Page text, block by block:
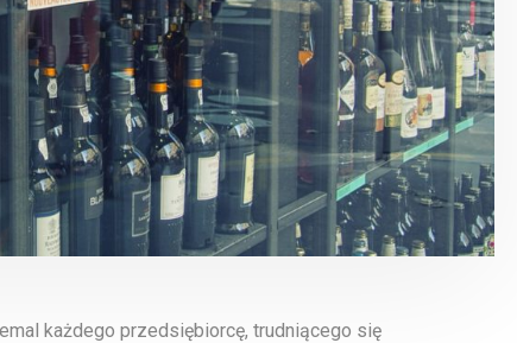
każdego przedsiębiorcę, trudniącego się